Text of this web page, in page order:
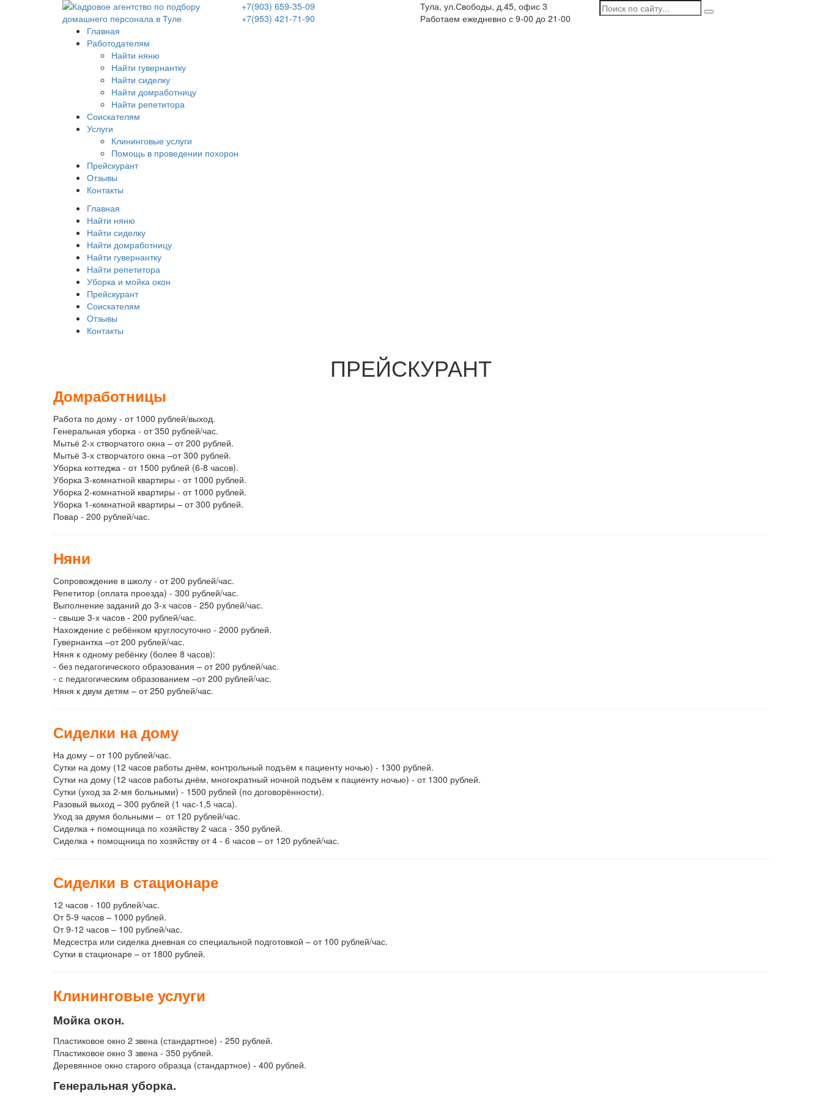
+7(903) 659-35-09
+7(953) 421-71-90
Тула, ул.Свободы, д.45, офис 3
Работаем ежедневно с 9-00 до 21-00
Главная
Работодателям
Найти няню
Найти гувернантку
Найти сиделку
Найти домработницу
Найти репетитора
Соискателям
Услуги
Клининговые услуги
Помощь в проведении похорон
Прейскурант
Отзывы
Контакты
Главная
Найти няню
Найти сиделку
Найти домработницу
Найти гувернантку
Найти репетитора
Уборка и мойка окон
Прейскурант
Соискателям
Отзывы
Контакты
ПРЕЙСКУРАНТ
Домработницы
Работа по дому - от 1000 рублей/выход.
Генеральная уборка - от 350 рублей/час.
Мытьё 2-х створчатого окна – от 200 рублей.
Мытьё 3-х створчатого окна –от 300 рублей.
Уборка коттеджа - от 1500 рублей (6-8 часов).
Уборка 3-комнатной квартиры - от 1000 рублей.
Уборка 2-комнатной квартиры - от 1000 рублей.
Уборка 1-комнатной квартиры – от 300 рублей.
Повар - 200 рублей/час.
Няни
Сопровождение в школу - от 200 рублей/час.
Репетитор (оплата проезда) - 300 рублей/час.
Выполнение заданий до 3-х часов - 250 рублей/час.
- свыше 3-х часов - 200 рублей/час.
Нахождение с ребёнком круглосуточно - 2000 рублей.
Гувернантка –от 200 рублей/час.
Няня к одному ребёнку (более 8 часов):
- без педагогического образования – от 200 рублей/час.
- с педагогическим образованием –от 200 рублей/час.
Няня к двум детям – от 250 рублей/час.
Сиделки на дому
На дому – от 100 рублей/час.
Сутки на дому (12 часов работы днём, контрольный подъём к пациенту ночью) - 1300 рублей.
Сутки на дому (12 часов работы днём, многократный ночной подъём к пациенту ночью) - от 1300 рублей.
Сутки (уход за 2-мя больными) - 1500 рублей (по договорённости).
Разовый выход – 300 рублей (1 час-1,5 часа).
Уход за двумя больными – от 120 рублей/час.
Сиделка + помощница по хозяйству 2 часа - 350 рублей.
Сиделка + помощница по хозяйству от 4 - 6 часов – от 120 рублей/час.
Сиделки в стационаре
12 часов - 100 рублей/час.
От 5-9 часов – 1000 рублей.
От 9-12 часов – 100 рублей/час.
Медсестра или сиделка дневная со специальной подготовкой – от 100 рублей/час.
Сутки в стационаре – от 1800 рублей.
Клининговые услуги
Мойка окон.
Пластиковое окно 2 звена (стандартное) - 250 рублей.
Пластиковое окно 3 звена - 350 рублей.
Деревянное окно старого образца (стандартное) - 400 рублей.
Генеральная уборка.